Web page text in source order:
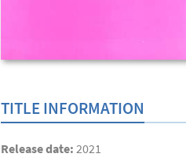
TITLE INFORMATION
Release date: 2021